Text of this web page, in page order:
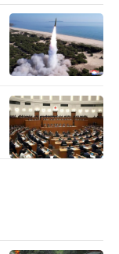
当下，郑丽文
各方，和平发
资源、伤害感
有能力推动务
第一步，后面
发声不仅点燃